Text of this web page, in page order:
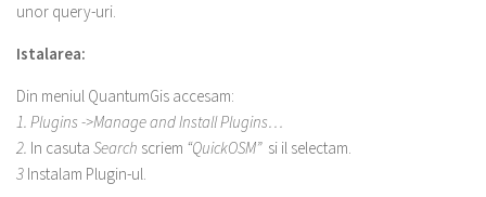
unor query-uri.
Istalarea:
Din meniul QuantumGis accesam:
1. Plugins ->Manage and Install Plugins…
2. In casuta Search scriem “QuickOSM” si il selectam.
3 Instalam Plugin-ul.